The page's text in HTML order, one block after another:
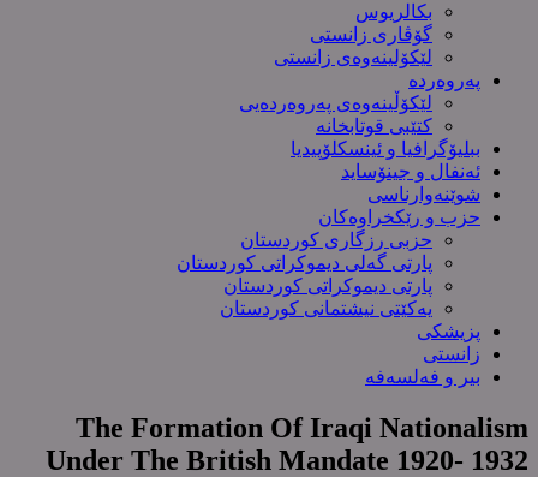
بکالریوس
گۆڤاری زانستی
لێکۆلینەوەی زانستی
پەروەردە
لێکۆڵینەوەی پەروەردەیی
کتێبی قوتابخانە
ببلیۆگرافیا و ئینسکلۆپیدیا
ئەنفال و جینۆساید
شوێنەوارناسی
حزب و رێکخراوەکان
حزبی رزگاری کوردستان
پارتی گەلی دیموکراتی کوردستان
پارتی دیموکراتی کوردستان
یەکێتی نیشتمانی کوردستان
پزیشکی
زانستی
بیر و فەلسەفە
The Formation Of Iraqi Nationalism
Under The British Mandate 1920- 1932